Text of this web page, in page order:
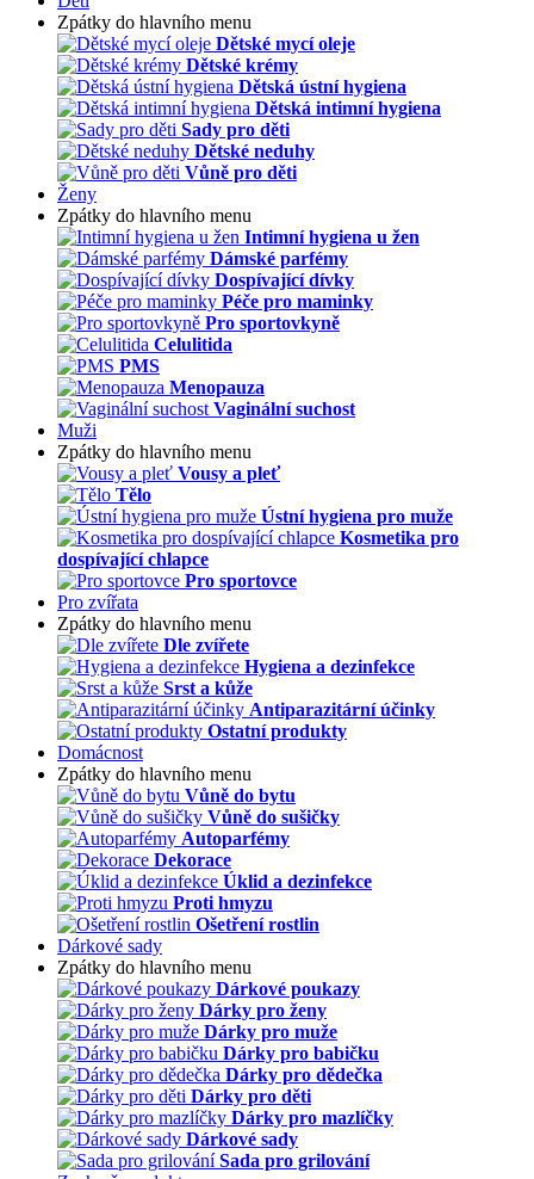
Zpátky do hlavního menu
Dětské mycí oleje
Dětské krémy
Dětská ústní hygiena
Dětská intimní hygiena
Sady pro děti
Dětské neduhy
Vůně pro děti
Ženy
Zpátky do hlavního menu
Intimní hygiena u žen
Dámské parfémy
Dospívající dívky
Péče pro maminky
Pro sportovkyně
Celulitida
PMS
Menopauza
Vaginální suchost
Muži
Zpátky do hlavního menu
Vousy a pleť
Tělo
Ústní hygiena pro muže
Kosmetika pro
dospívající chlapce
Pro sportovce
Pro zvířata
Zpátky do hlavního menu
Dle zvířete
Hygiena a dezinfekce
Srst a kůže
Antiparazitární účinky
Ostatní produkty
Domácnost
Zpátky do hlavního menu
Vůně do bytu
Vůně do sušičky
Autoparfémy
Dekorace
Úklid a dezinfekce
Proti hmyzu
Ošetření rostlin
Dárkové sady
Zpátky do hlavního menu
Dárkové poukazy
Dárky pro ženy
Dárky pro muže
Dárky pro babičku
Dárky pro dědečka
Dárky pro děti
Dárky pro mazlíčky
Dárkové sady
Sada pro grilování